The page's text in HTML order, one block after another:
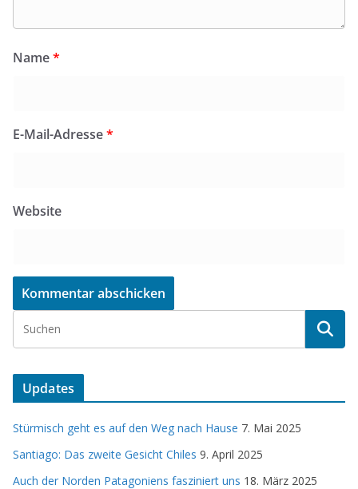
Name*
E-Mail-Adresse*
Website
Updates
Stürmisch geht es auf den Weg nach Hause 7. Mai 2025
Santiago: Das zweite Gesicht Chiles 9. April 2025
Auch der Norden Patagoniens fasziniert uns 18. März 2025